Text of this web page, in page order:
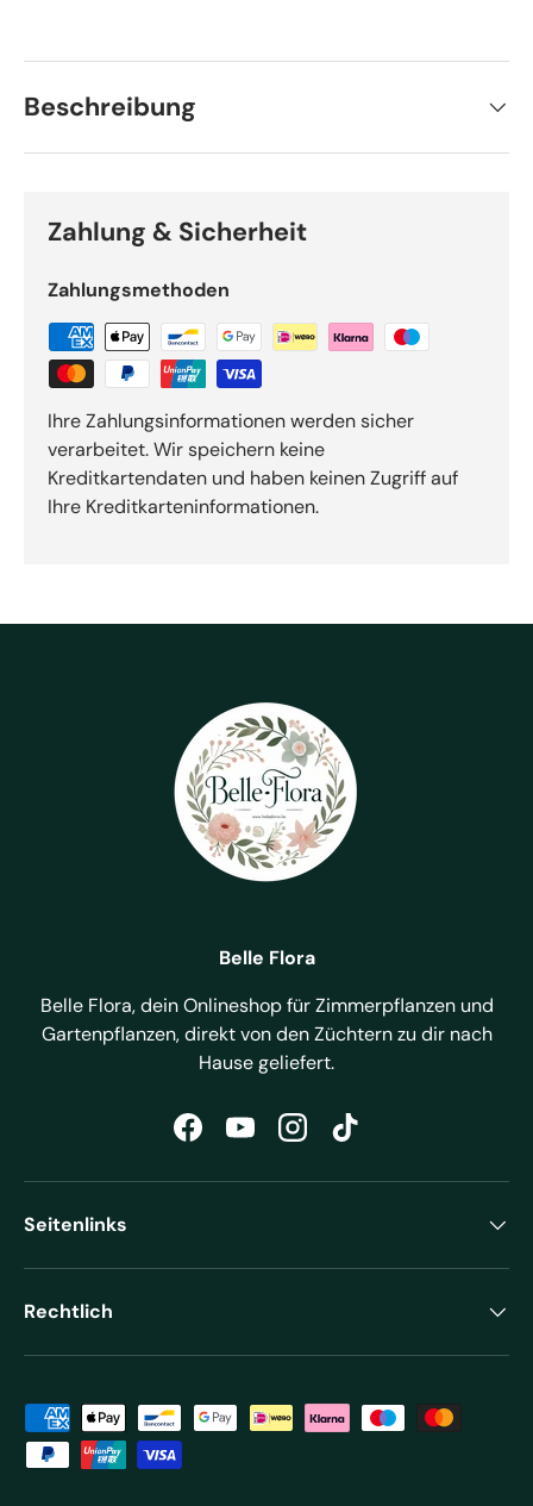
Beschreibung
Zahlung & Sicherheit
Zahlungsmethoden
Ihre Zahlungsinformationen werden sicher
verarbeitet. Wir speichern keine
Kreditkartendaten und haben keinen Zugriff auf
Ihre Kreditkarteninformationen.
Belle Flora
Belle Flora, dein Onlineshop für Zimmerpflanzen und
Gartenpflanzen, direkt von den Züchtern zu dir nach
Hause geliefert.
FacebookYouTubeInstagramTikTok
Seitenlinks
Rechtlich
Zahlungsmethoden